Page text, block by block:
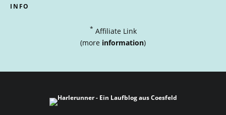
INFO
* Affiliate Link
(more information)